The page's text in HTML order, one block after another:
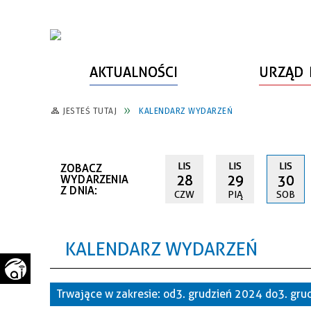
AKTUALNOŚCI URZĄD
WŁADZE MIASTA
URZĄD STANU CYWILNEGO
STRATEGIE, PLANY, PROGRAMY
FUNDUSZE ZEWNĘTRZNE
INFORMACJE O MIEŚCIE
PARTNERZY, NGO
JEDNOSTKI MIEJSKIE
INWESTYCJE MIEJSKIE
POWIATOWY LIDER
PRZEDSIĘBIORCZOŚCI
SPORT
SZLAKI TURYSTYCZNE
ZAŁATW SPRAWĘ
BEZPIECZEŃSTWO
ZWIERZĘTA W GMINIE
INFORMATOR
KOMUNIKACJA I TRANSPORT
JESTEŚ TUTAJ KALENDARZ WYDARZEŃ
ZOBACZ
WYDARZENIA
Z DNIA:
LIS
28
CZW
LIS
29
PIĄ
LIS
30
SOB
KALENDARZ WYDARZEŃ
Trwające w zakresie: od 3. grudzień 2024 do 3.